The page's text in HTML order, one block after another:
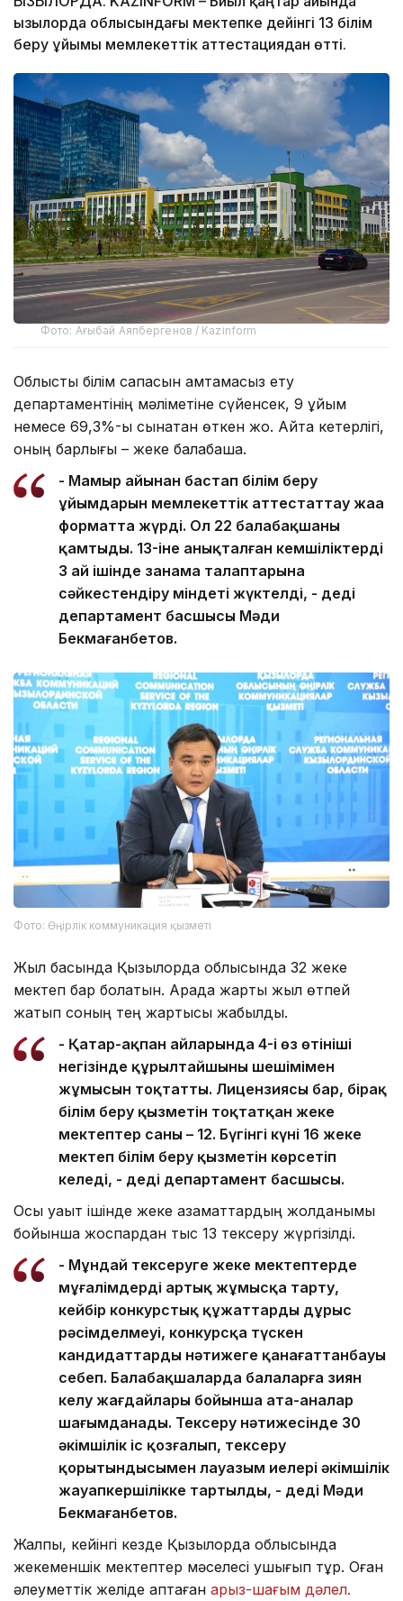
Қызылорда облысындағы мектепке дейінгі 13 білім
беру ұйымы мемлекеттік аттестациядан өтті.
Фото: Ағыбай Аяпбергенов / Kazinform
Облыстық білім сапасын қамтамасыз ету
департаментінің мәліметіне сүйенсек, 9 ұйым
немесе 69,3%-ы сынақтан өткен жоқ. Айта кетерлігі,
оның барлығы – жеке балабақша.
- Мамыр айынан бастап білім беру
ұйымдарын мемлекеттік аттестаттау жаңа
форматта жүрді. Ол 22 балабақшаны
қамтыды. 13-іне анықталған кемшіліктерді
3 ай ішінде заңнама талаптарына
сәйкестендіру міндеті жүктелді, - деді
департамент басшысы Мәди
Бекмағанбетов.
Фото: Өңірлік коммуникация қызметі
Жыл басында Қызылорда облысында 32 жеке
мектеп бар болатын. Арада жарты жыл өтпей
жатып соның тең жартысы жабылды.
- Қаңтар-ақпан айларында 4-і өз өтініші
негізінде құрылтайшының шешімімен
жұмысын тоқтатты. Лицензиясы бар, бірақ
білім беру қызметін тоқтатқан жеке
мектептер саны – 12. Бүгінгі күні 16 жеке
мектеп білім беру қызметін көрсетіп
келеді, - деді департамент басшысы.
Осы уақыт ішінде жеке азаматтардың жолданымы
бойынша жоспардан тыс 13 тексеру жүргізілді.
- Мұндай тексеруге жеке мектептерде
мұғалімдерді артық жұмысқа тарту,
кейбір конкурстық құжаттардың дұрыс
рәсімделмеуі, конкурсқа түскен
кандидаттардың нәтижеге қанағаттанбауы
себеп. Балабақшаларда балаларға зиян
келу жағдайлары бойынша ата-аналар
шағымданады. Тексеру нәтижесінде 30
әкімшілік іс қозғалып, тексеру
қорытындысымен лауазым иелері әкімшілік
жауапкершілікке тартылды, - деді Мәди
Бекмағанбетов.
Жалпы, кейінгі кезде Қызылорда облысында
жекеменшік мектептер мәселесі ушығып тұр. Оған
әлеуметтік желіде қаптаған арыз-шағым дәлел.